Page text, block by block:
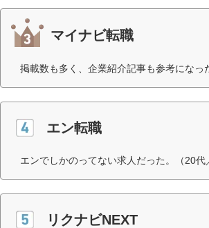
マイナビ転職
掲載数も多く、企業紹介記事も参考になっ
エン転職
エンでしかのってない求人だった。（20代
リクナビNEXT